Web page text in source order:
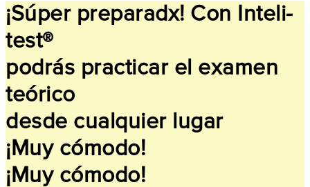
¡Súper preparadx! Con Inteli-
test®
podrás practicar el examen
teórico
desde cualquier lugar
¡Muy cómodo!
¡Muy cómodo!